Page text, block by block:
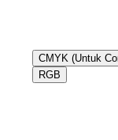
CMYK (Untuk
RGB